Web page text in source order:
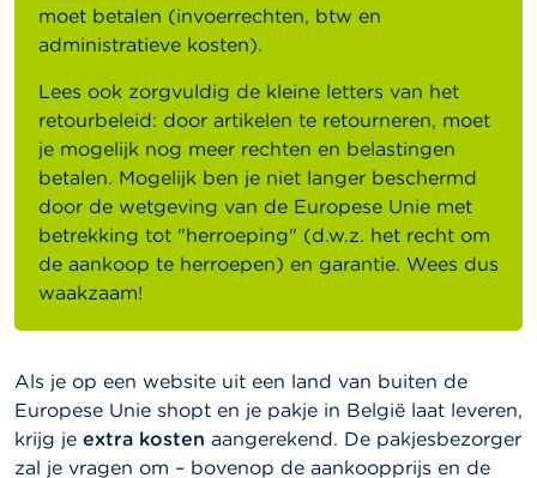
moet betalen (invoerrechten, btw en
administratieve kosten).
Lees ook zorgvuldig de kleine letters van het
retourbeleid: door artikelen te retourneren, moet
je mogelijk nog meer rechten en belastingen
betalen. Mogelijk ben je niet langer beschermd
door de wetgeving van de Europese Unie met
betrekking tot "herroeping" (d.w.z. het recht om
de aankoop te herroepen) en garantie. Wees dus
waakzaam!
Als je op een website uit een land van buiten de
Europese Unie shopt en je pakje in België laat leveren,
krijg je extra kosten aangerekend. De pakjesbezorger
zal je vragen om – bovenop de aankoopprijs en de